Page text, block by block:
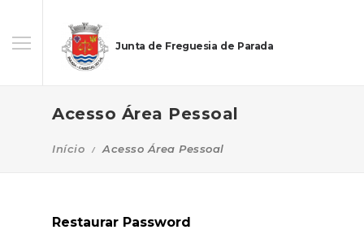
Junta de Freguesia de Parada
Acesso Área Pessoal
Início Acesso Área Pessoal
Restaurar Password